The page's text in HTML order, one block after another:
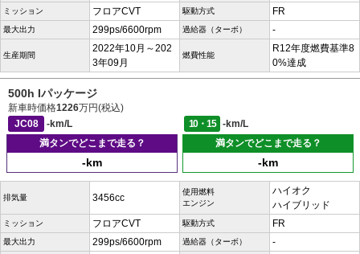
ミッション フロアCVT 駆動方式 FR
最大出力 299ps/6600rpm 過給器（ターボ） -
生産期間
2022年10月～202
3年09月
燃費性能
R12年度燃費基準8
0%達成
500h Iパッケージ
新車時価格1226万円(税込)
JC08
-km/L 10・15
-km/L
満タンでどこまで走る？
-km
満タンでどこまで走る？
-km
排気量 3456cc
使用燃料
エンジン
ハイオク
ハイブリッド
ミッション フロアCVT 駆動方式 FR
最大出力 299ps/6600rpm 過給器（ターボ） -